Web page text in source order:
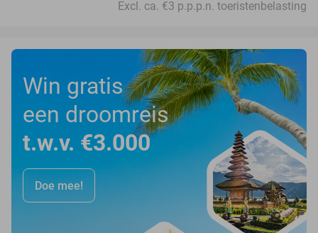
Excl. ca. €3 p.p.p.n. toeristenbelasting
Win gratis
een droomreis
t.w.v. €3.000
Doe mee!